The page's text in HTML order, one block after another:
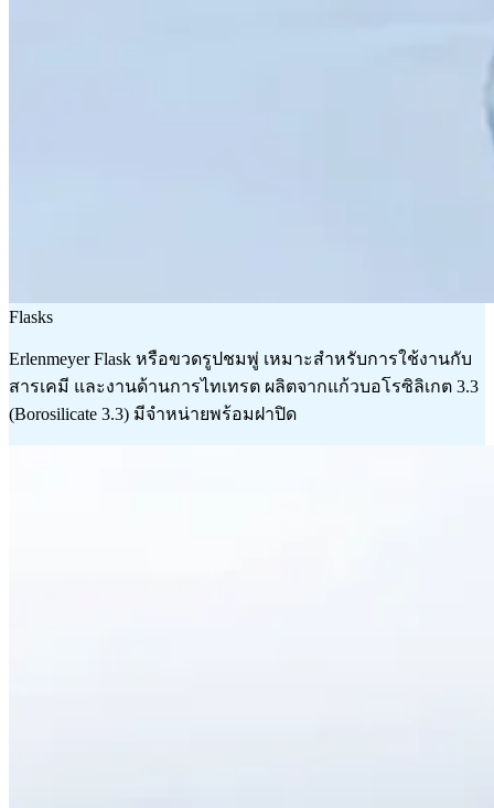
Flasks
Erlenmeyer Flask หรือขวดรูปชมพู่ เหมาะสำหรับการใช้งานกับ
สารเคมี และงานด้านการไทเทรต ผลิตจากแก้วบอโรซิลิเกต 3.3
(Borosilicate 3.3) มีจำหน่ายพร้อมฝาปิด